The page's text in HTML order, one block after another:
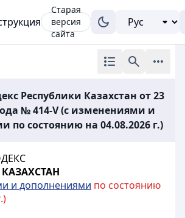
Старая
версия
сайта
Республики Казахстан от 23
№ 414-V (с изменениями и
по состоянию на 04.08.2026 г.)
и дополнениями по состоянию